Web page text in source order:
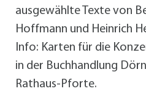
ausgewählte Texte von
Hoffmann und Heinrich
Info: Karten für die
in der Buchhandlung
Rathaus-Pforte.